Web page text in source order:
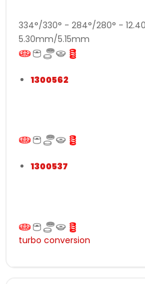
334°/330° - 284°/280° -
5.30mm/5.15mm
1300562
1300537
turbo conversion